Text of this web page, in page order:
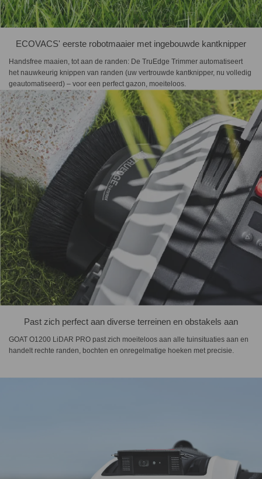
ECOVACS' eerste robotmaaier met ingebouwde kantknipper
Handsfree maaien, tot aan de randen: De TruEdge Trimmer automatiseert
het nauwkeurig knippen van randen (uw vertrouwde kantknipper, nu volledig
geautomatiseerd) – voor een perfect gazon, moeiteloos.
Past zich perfect aan diverse terreinen en obstakels aan
GOAT O1200 LiDAR PRO past zich moeiteloos aan alle tuinsituaties aan en
handelt rechte randen, bochten en onregelmatige hoeken met precisie.